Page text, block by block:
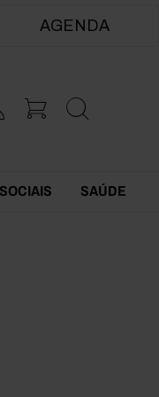
AGENDA
SAÚDE